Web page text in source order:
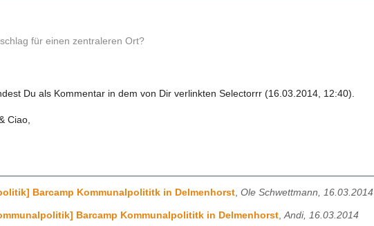
für einen zentraleren Ort?
Du als Kommentar in dem von Dir verlinkten Selectorrr (16.03.2014, 12:40).
Ciao,
Barcamp Kommunalpolititk in Delmenhorst, Ole Schwettmann, 16.03.2014
Barcamp Kommunalpolititk in Delmenhorst Andi, 16.03.2014